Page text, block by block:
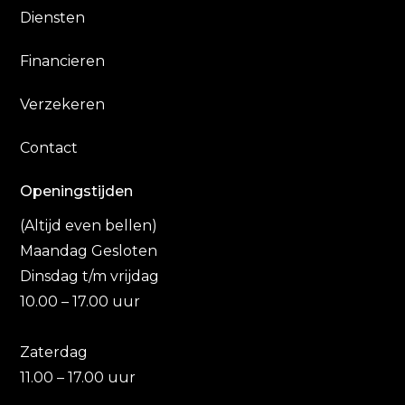
Diensten
Financieren
Verzekeren
Contact
Openingstijden
(Altijd even bellen)
Maandag Gesloten
Dinsdag t/m vrijdag
10.00 – 17.00 uur
Zaterdag
11.00 – 17.00 uur